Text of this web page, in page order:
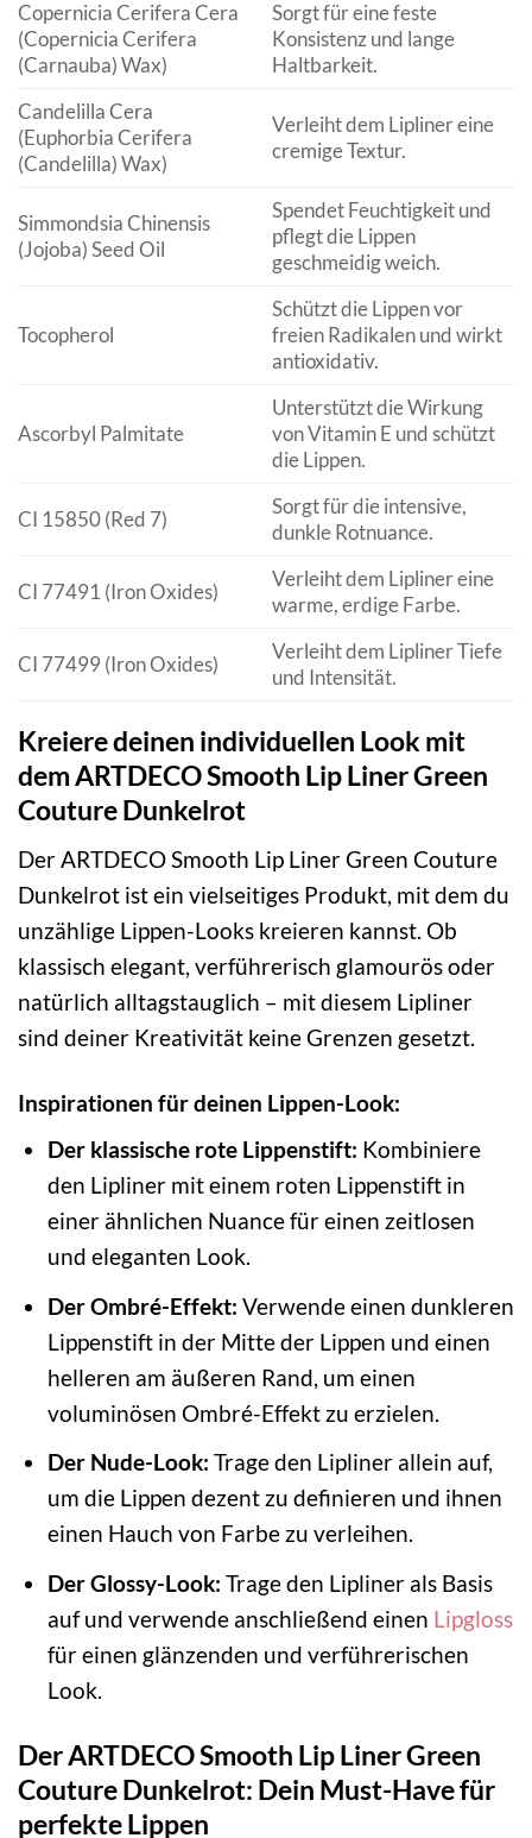
Copernicia Cerifera Cera
(Copernicia Cerifera
(Carnauba) Wax)
Sorgt für eine feste
Konsistenz und lange
Haltbarkeit.
Candelilla Cera
(Euphorbia Cerifera
(Candelilla) Wax)
Verleiht dem Lipliner eine
cremige Textur.
Simmondsia Chinensis
(Jojoba) Seed Oil
Spendet Feuchtigkeit und
pflegt die Lippen
geschmeidig weich.
Tocopherol
Schützt die Lippen vor
freien Radikalen und wirkt
antioxidativ.
Ascorbyl Palmitate
Unterstützt die Wirkung
von Vitamin E und schützt
die Lippen.
CI 15850 (Red 7)
Sorgt für die intensive,
dunkle Rotnuance.
CI 77491 (Iron Oxides)
Verleiht dem Lipliner eine
warme, erdige Farbe.
CI 77499 (Iron Oxides)
Verleiht dem Lipliner Tiefe
und Intensität.
Kreiere deinen individuellen Look mit
dem ARTDECO Smooth Lip Liner Green
Couture Dunkelrot
Der ARTDECO Smooth Lip Liner Green Couture
Dunkelrot ist ein vielseitiges Produkt, mit dem du
unzählige Lippen-Looks kreieren kannst. Ob
klassisch elegant, verführerisch glamourös oder
natürlich alltagstauglich – mit diesem Lipliner
sind deiner Kreativität keine Grenzen gesetzt.
Inspirationen für deinen Lippen-Look:
Der klassische rote Lippenstift: Kombiniere
den Lipliner mit einem roten Lippenstift in
einer ähnlichen Nuance für einen zeitlosen
und eleganten Look.
Der Ombré-Effekt: Verwende einen dunkleren
Lippenstift in der Mitte der Lippen und einen
helleren am äußeren Rand, um einen
voluminösen Ombré-Effekt zu erzielen.
Der Nude-Look: Trage den Lipliner allein auf,
um die Lippen dezent zu definieren und ihnen
einen Hauch von Farbe zu verleihen.
Der Glossy-Look: Trage den Lipliner als Basis
auf und verwende anschließend einen Lipgloss
für einen glänzenden und verführerischen
Look.
Der ARTDECO Smooth Lip Liner Green
Couture Dunkelrot: Dein Must-Have für
perfekte Lippen